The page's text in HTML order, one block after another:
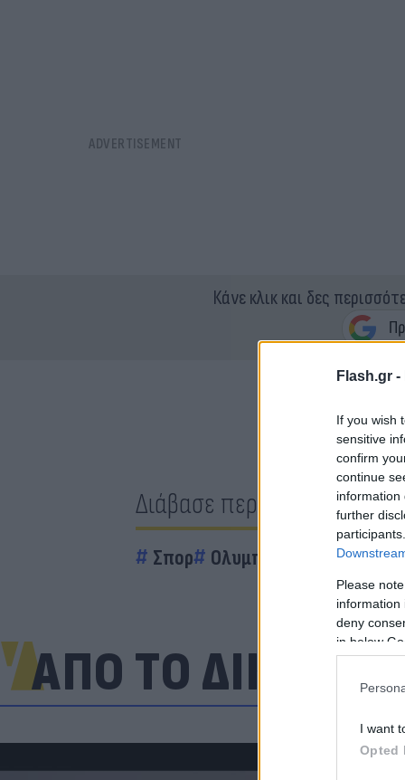
Flash.gr -
If you wish
sensitive
confirm
continue
information
further
Please
information
deny
in below
I want
Opted
Κάνε κλικ και δες
Διάβασε περισσότερα
Σπορ Ολυμπιακός
ΑΠΟ ΤΟ ΔΙΚΤΥΟ